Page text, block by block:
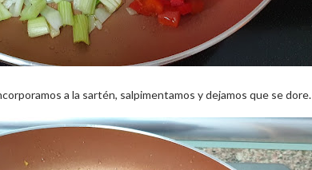
a la sartén, salpimentamos y dejamos que se dore.